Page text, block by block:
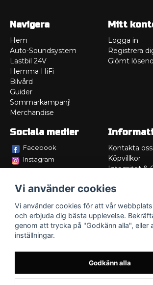
Navigera
Hem
Auto-Soundsystem
Lastbil 24V
Hemma HiFi
Bilvård
Guider
Sommarkampanj!
Merchandise
Mitt
Logga in
Registrera
Glömt
Sociala medier
Facebook
Instagram
Kontakta oss
Köpvillkor
Integritet &
Service/
Lådritning
Om oss
Vi använder cookies
Vi använder cookies för att vår
och erbjuda dig bästa upplevelse.
genom att trycka på "Godkänn alla", eller
inställningar.
Godkänn alla